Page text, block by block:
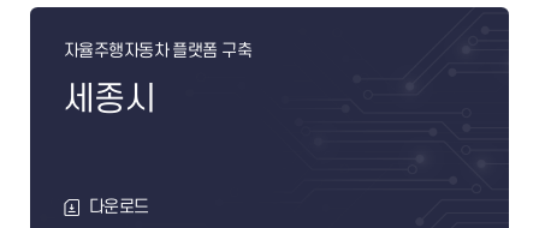
자율주행자동차 플랫폼 구축
세종시
다운로드